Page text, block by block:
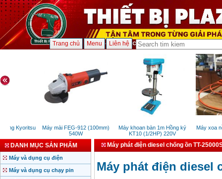
Trang chủ Menu Liên hệ
Kyoritsu
Máy mài FEG-912 (100mm)
540W
Máy khoan bàn 1m Hồng ký
KT10 (1/2HP) 220V
Máy xoa
DANH MỤC SẢN PHẨM
Máy và dụng cụ điện
Máy và dụng cụ chạy pin
Máy phát điện diesel chống ồn TT-
Máy phát điện diesel